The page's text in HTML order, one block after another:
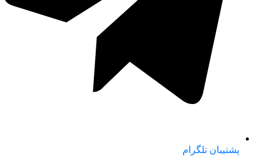
پشتیبان تلگرام